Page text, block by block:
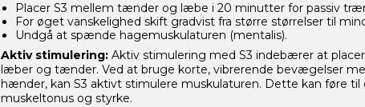
Placer S3 mellem tænder og læbe i 20 minutter for passiv
For øget vanskelighed skift gradvist fra større størrelser til
Undgå at spænde hagemuskulaturen (mentalis).
Aktiv stimulering: Aktiv stimulering med S3 indebærer at
læber og tænder. Ved at bruge korte, vibrerende bevægelser
hænder, kan S3 aktivt stimulere muskulaturen. Dette kan føre til
muskeltonus og styrke.